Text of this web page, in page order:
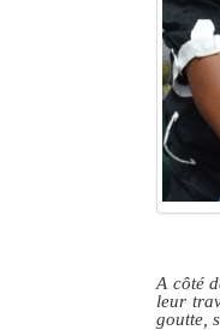
A côté
leur
goutte,